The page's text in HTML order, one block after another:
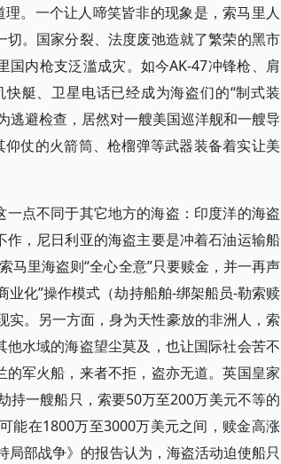
。一个让人啼笑皆非的现象是，索马里人
。国家分裂、法度废弛造就了繁荣的黑市
内枪支泛滥成灾。如今AK-47冲锋枪、肩
艇、卫星电话已经成为海盗们的“制式装
逃避检查，居然对一艘美国巡洋舰和一艘导
仗的火箭筒、枪榴弹等武器装备着实让美
点不同于其它地方的海盗：印度洋的海盗
，尼日利亚的海盗主要是冲着石油运输船
里海盗则“全心全意”只要赎金，并一再声
化”操作模式（劫持船舶-绑架船员-勒索赎
。另一方面，身为天性豪放的非洲人，索
水域的海盗望尘莫及，也让国际社会苦不
军火船，来者不拒，盗亦无道。英国皇家
持一艘船只，索要50万至200万美元不等的
能在1800万至3000万美元之间，赎金高涨
局部战争》的报告认为，海盗活动迫使船只